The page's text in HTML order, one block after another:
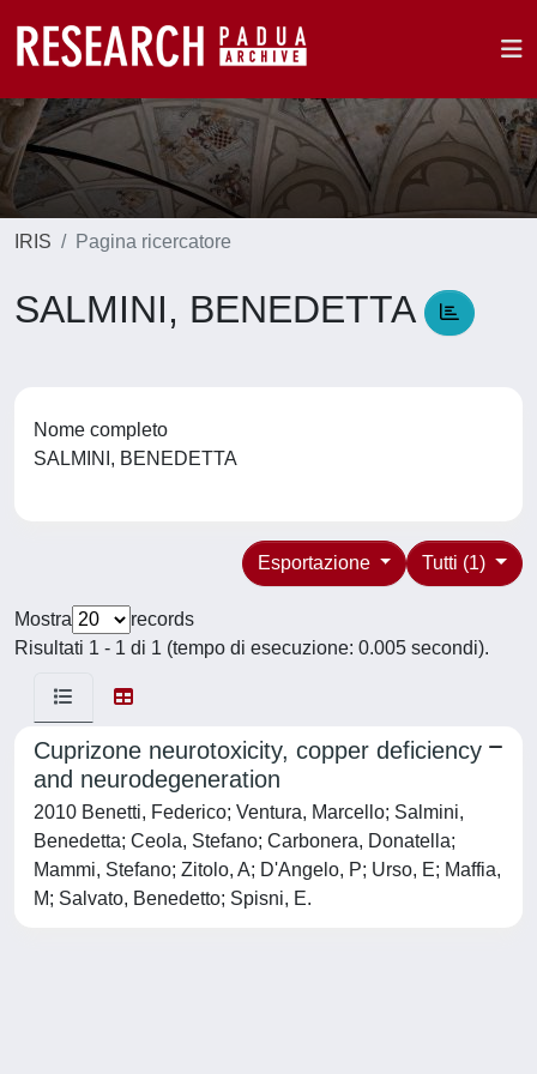
IRIS Pagina ricercatore
SALMINI, BENEDETTA
Nome completo
SALMINI, BENEDETTA
Tutti (1)
Esportazione
Mostra
records
Risultati 1 - 1 di 1 (tempo di esecuzione: 0.005 secondi).
Cuprizone neurotoxicity, copper deficiency
and neurodegeneration
2010 Benetti, Federico; Ventura, Marcello; Salmini,
Benedetta; Ceola, Stefano; Carbonera, Donatella;
Mammi, Stefano; Zitolo, A; D'Angelo, P; Urso, E; Maffia,
M; Salvato, Benedetto; Spisni, E.